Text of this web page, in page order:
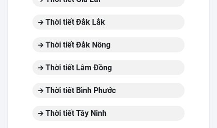
Thời tiết Đắk Lắk
Thời tiết Đắk Nông
Thời tiết Lâm Đồng
Thời tiết Bình Phước
Thời tiết Tây Ninh